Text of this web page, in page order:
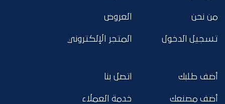
من نحن
تسجيل الدخول
العروض
المتجر الإلكتروني
أضف طلبك
أضف مصنعك
اتصل بنا
خدمة العملاء